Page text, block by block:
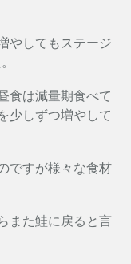
やしてもステージ
食は減量期食べて
少しずつ増やして
ですが様々な食材
また鮭に戻ると言